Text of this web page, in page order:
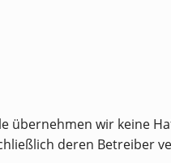
übernehmen wir keine
deren Betreiber